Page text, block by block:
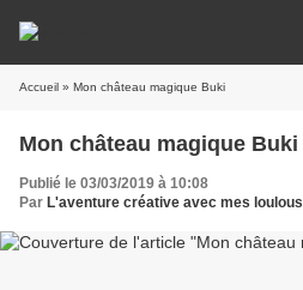
Accueil » Mon château magique Buki
Mon château magique Buki
Publié le 03/03/2019 à 10:08
Par L'aventure créative avec mes loulous